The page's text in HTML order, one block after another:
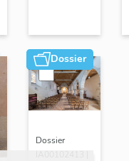
Dossier
Dossier